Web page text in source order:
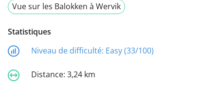
Vue sur les Balokken à Wervik
Statistiques
Niveau de difficulté: Easy (33/100)
Distance: 3,24 km